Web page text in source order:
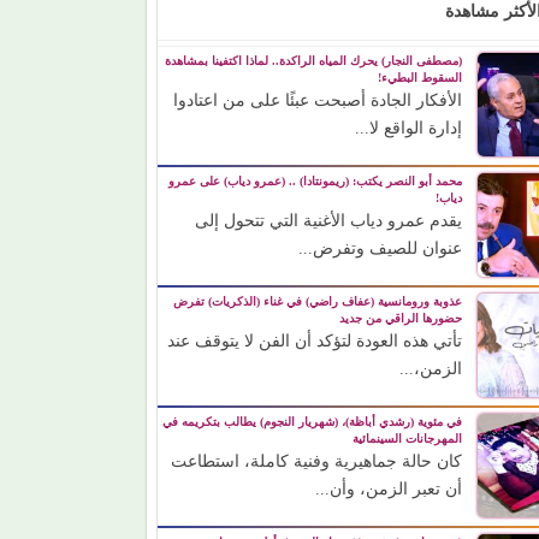
مشاهدة
(مصطفى النجار) يحرك المياه الراكدة.. لماذا اكتفينا بمشاهدة
السقوط البطيء!
الأفكار الجادة أصبحت عبئًا على من اعتادوا
إدارة الواقع لا...
محمد أبو النصر يكتب: (ريمونتادا) .. (عمرو دياب) على عمرو
دياب!
يقدم عمرو دياب الأغنية التي تتحول إلى
عنوان للصيف وتفرض...
عذوبة ورومانسية (عفاف راضي) في غناء (الذكريات) تفرض
حضورها الراقي من جديد
تأتي هذه العودة لتؤكد أن الفن لا يتوقف عند
الزمن،...
في مئوية (رشدي أباظة)، (شهريار النجوم) يطالب بتكريمه في
المهرجانات السينمائية
كان حالة جماهيرية وفنية كاملة، استطاعت
أن تعبر الزمن، وأن...